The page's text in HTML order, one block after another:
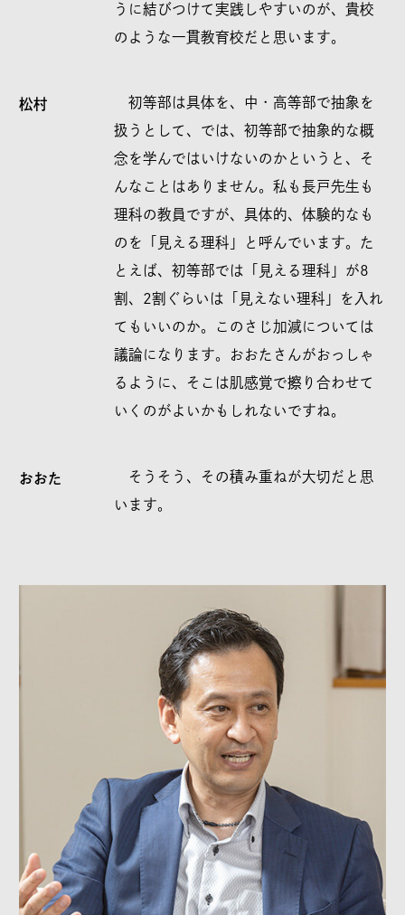
うに結びつけて実践しやすいのが、貴校
のような一貫教育校だと思います。
松村
初等部は具体を、中・高等部で抽象を
扱うとして、では、初等部で抽象的な概
念を学んではいけないのかというと、そ
んなことはありません。私も長戸先生も
理科の教員ですが、具体的、体験的なも
のを「見える理科」と呼んでいます。た
とえば、初等部では「見える理科」が8
割、2割ぐらいは「見えない理科」を入れ
てもいいのか。このさじ加減については
議論になります。おおたさんがおっしゃ
るように、そこは肌感覚で擦り合わせて
いくのがよいかもしれないですね。
おおた
そうそう、その積み重ねが大切だと思
います。